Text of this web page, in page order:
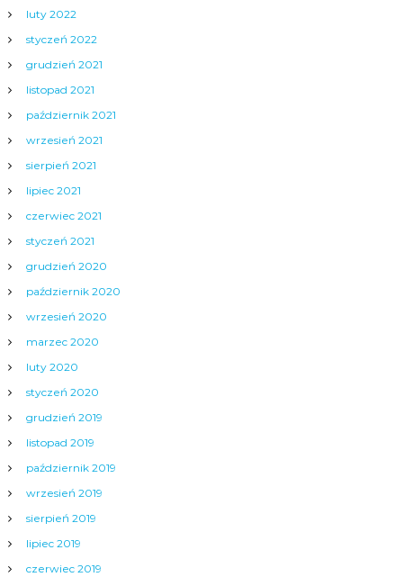
luty 2022
styczeń 2022
grudzień 2021
listopad 2021
październik 2021
wrzesień 2021
sierpień 2021
lipiec 2021
czerwiec 2021
styczeń 2021
grudzień 2020
październik 2020
wrzesień 2020
marzec 2020
luty 2020
styczeń 2020
grudzień 2019
listopad 2019
październik 2019
wrzesień 2019
sierpień 2019
lipiec 2019
czerwiec 2019